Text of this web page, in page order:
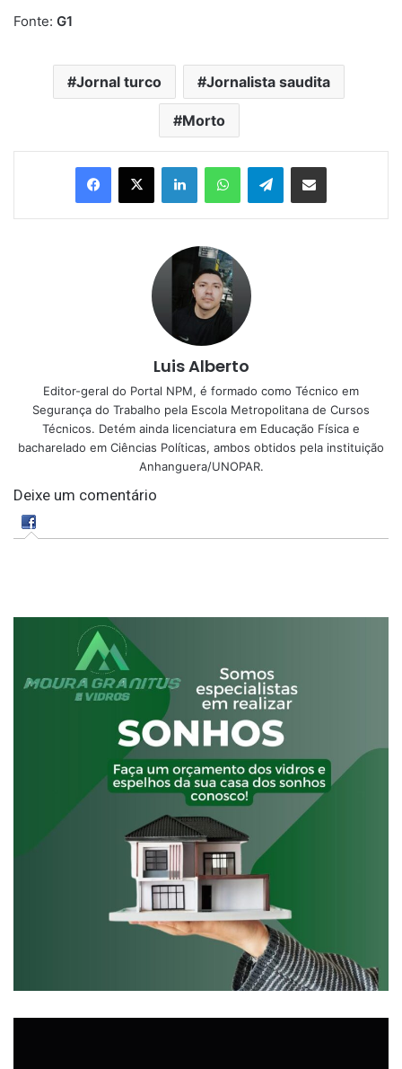
Fonte: G1
Jornal turco Jornalista saudita
Morto
Telegram
Luis Alberto
Editor-geral do Portal NPM, é formado como Técnico em
Segurança do Trabalho pela Escola Metropolitana de Cursos
Técnicos. Detém ainda licenciatura em Educação Física e
bacharelado em Ciências Políticas, ambos obtidos pela instituição
Anhanguera/UNOPAR.
Deixe um comentário